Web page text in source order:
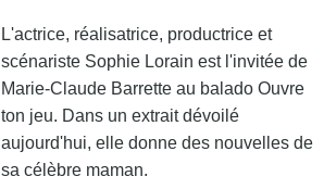
L'actrice, réalisatrice, productrice et
scénariste Sophie Lorain est l'invitée de
Marie-Claude Barrette au balado Ouvre
ton jeu. Dans un extrait dévoilé
aujourd'hui, elle donne des nouvelles de
sa célèbre maman.